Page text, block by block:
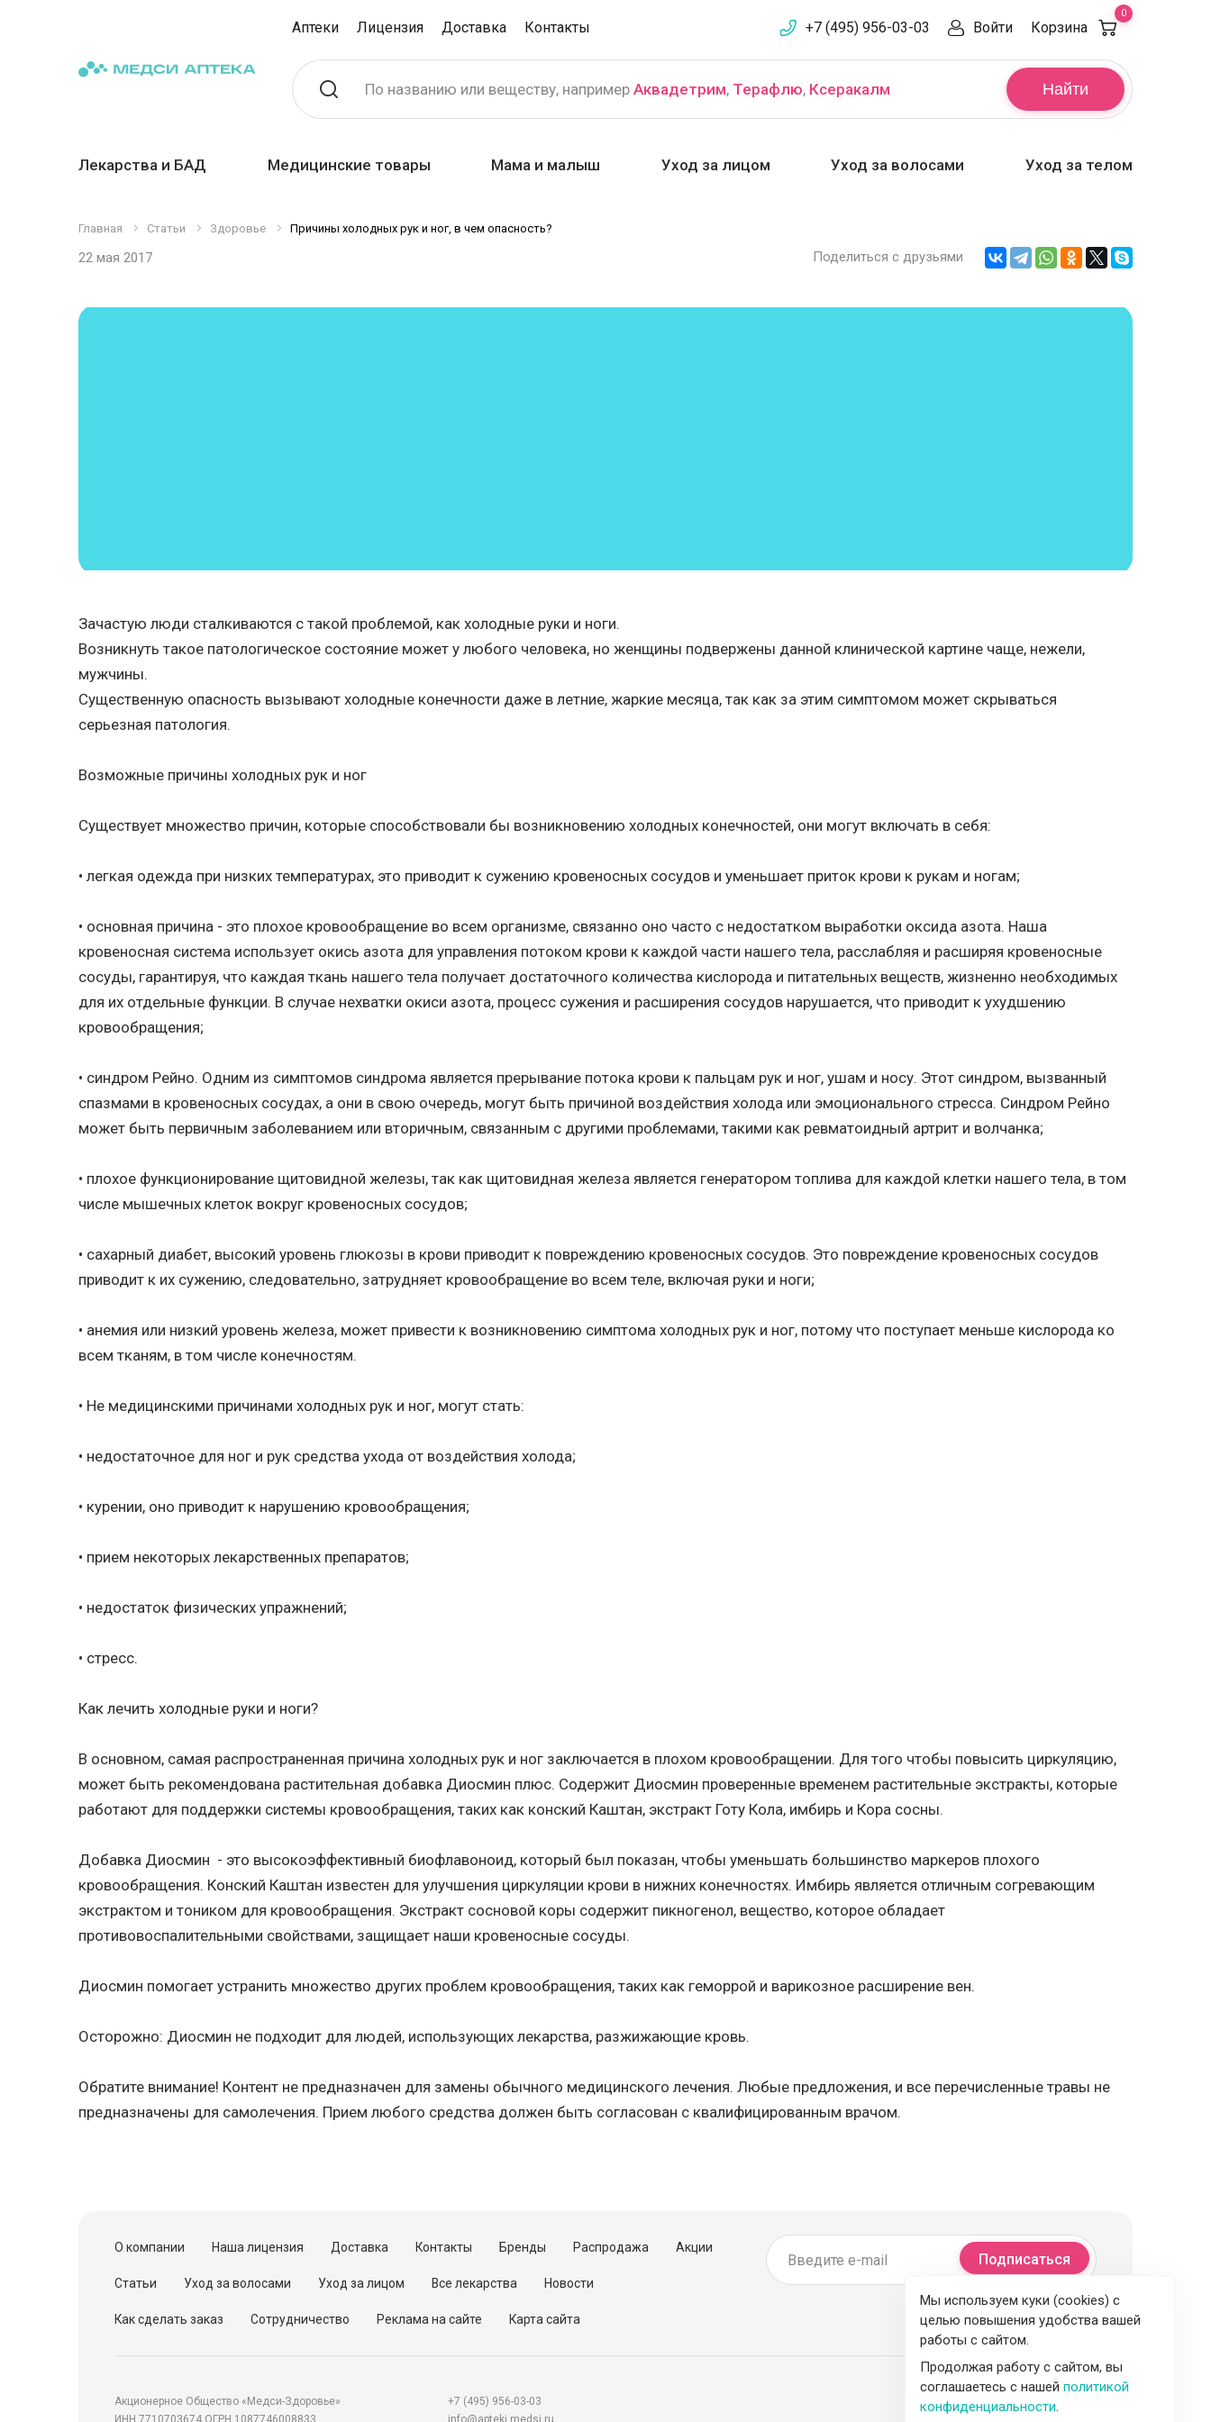
Аптеки Лицензия Доставка Контакты +7 (495) 956-03-03 Войти Корзина
0
Найти
По названию или веществу, например Аквадетрим, Терафлю, Ксеракалм
Лекарства и БАД Медицинские товары Мама и малыш Уход за лицом Уход за волосами Уход за телом
Главная Статьи Здоровье Причины холодных рук и ног, в чем опасность?
22 мая 2017 Поделиться с друзьями
Зачастую люди сталкиваются с такой проблемой, как холодные руки и ноги.
Возникнуть такое патологическое состояние может у любого человека, но женщины подвержены данной клинической картине чаще, нежели,
мужчины.
Существенную опасность вызывают холодные конечности даже в летние, жаркие месяца, так как за этим симптомом может скрываться
серьезная патология.
Возможные причины холодных рук и ног
Существует множество причин, которые способствовали бы возникновению холодных конечностей, они могут включать в себя:
• легкая одежда при низких температурах, это приводит к сужению кровеносных сосудов и уменьшает приток крови к рукам и ногам;
• основная причина - это плохое кровообращение во всем организме, связанно оно часто с недостатком выработки оксида азота. Наша
кровеносная система использует окись азота для управления потоком крови к каждой части нашего тела, расслабляя и расширяя кровеносные
сосуды, гарантируя, что каждая ткань нашего тела получает достаточного количества кислорода и питательных веществ, жизненно необходимых
для их отдельные функции. В случае нехватки окиси азота, процесс сужения и расширения сосудов нарушается, что приводит к ухудшению
кровообращения;
• синдром Рейно. Одним из симптомов синдрома является прерывание потока крови к пальцам рук и ног, ушам и носу. Этот синдром, вызванный
спазмами в кровеносных сосудах, а они в свою очередь, могут быть причиной воздействия холода или эмоционального стресса. Синдром Рейно
может быть первичным заболеванием или вторичным, связанным с другими проблемами, такими как ревматоидный артрит и волчанка;
• плохое функционирование щитовидной железы, так как щитовидная железа является генератором топлива для каждой клетки нашего тела, в том
числе мышечных клеток вокруг кровеносных сосудов;
• сахарный диабет, высокий уровень глюкозы в крови приводит к повреждению кровеносных сосудов. Это повреждение кровеносных сосудов
приводит к их сужению, следовательно, затрудняет кровообращение во всем теле, включая руки и ноги;
• анемия или низкий уровень железа, может привести к возникновению симптома холодных рук и ног, потому что поступает меньше кислорода ко
всем тканям, в том числе конечностям.
• Не медицинскими причинами холодных рук и ног, могут стать:
• недостаточное для ног и рук средства ухода от воздействия холода;
• курении, оно приводит к нарушению кровообращения;
• прием некоторых лекарственных препаратов;
• недостаток физических упражнений;
• стресс.
Как лечить холодные руки и ноги?
В основном, самая распространенная причина холодных рук и ног заключается в плохом кровообращении. Для того чтобы повысить циркуляцию,
может быть рекомендована растительная добавка Диосмин плюс. Содержит Диосмин проверенные временем растительные экстракты, которые
работают для поддержки системы кровообращения, таких как конский Каштан, экстракт Готу Кола, имбирь и Кора сосны.
Добавка Диосмин - это высокоэффективный биофлавоноид, который был показан, чтобы уменьшать большинство маркеров плохого
кровообращения. Конский Каштан известен для улучшения циркуляции крови в нижних конечностях. Имбирь является отличным согревающим
экстрактом и тоником для кровообращения. Экстракт сосновой коры содержит пикногенол, вещество, которое обладает
противовоспалительными свойствами, защищает наши кровеносные сосуды.
Диосмин помогает устранить множество других проблем кровообращения, таких как геморрой и варикозное расширение вен.
Осторожно: Диосмин не подходит для людей, использующих лекарства, разжижающие кровь.
Обратите внимание! Контент не предназначен для замены обычного медицинского лечения. Любые предложения, и все перечисленные травы не
предназначены для самолечения. Прием любого средства должен быть согласован с квалифицированным врачом.
О компании Наша лицензия Доставка Контакты Бренды Распродажа Акции
Статьи Уход за волосами Уход за лицом Все лекарства Новости
Как сделать заказ Сотрудничество Реклама на сайте Карта сайта
Подписаться
Акционерное Общество «Медси-Здоровье»
ИНН 7710703674 ОГРН 1087746008833
+7 (495) 956-03-03
info@apteki.medsi.ru
Мы используем куки (cookies) с
целью повышения удобства вашей
работы с сайтом.
Продолжая работу с сайтом, вы
соглашаетесь с нашей политикой
конфиденциальности.